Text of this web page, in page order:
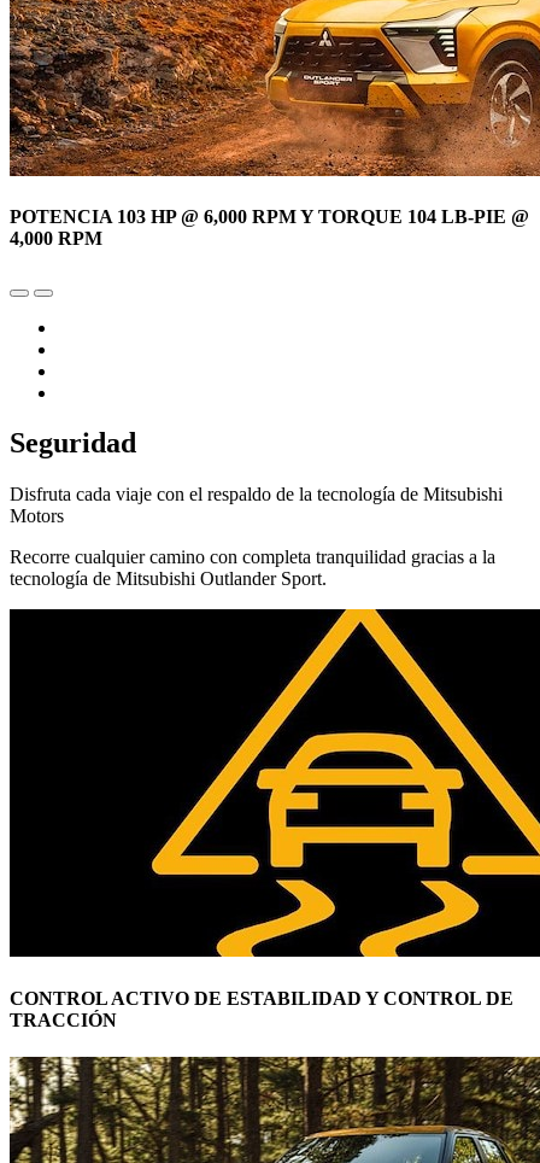
POTENCIA 103 HP @ 6,000 RPM Y TORQUE 104 LB-PIE @
4,000 RPM
Seguridad
Disfruta cada viaje con el respaldo de la tecnología de Mitsubishi
Motors
Recorre cualquier camino con completa tranquilidad gracias a la
tecnología de Mitsubishi Outlander Sport.
CONTROL ACTIVO DE ESTABILIDAD Y CONTROL DE
TRACCIÓN